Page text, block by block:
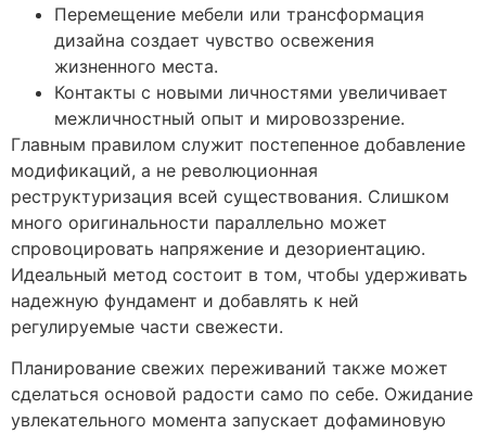
Перемещение мебели или трансформация
дизайна создает чувство освежения
жизненного места.
Контакты с новыми личностями увеличивает
межличностный опыт и мировоззрение.
Главным правилом служит постепенное добавление
модификаций, а не революционная
реструктуризация всей существования. Слишком
много оригинальности параллельно может
спровоцировать напряжение и дезориентацию.
Идеальный метод состоит в том, чтобы удерживать
надежную фундамент и добавлять к ней
регулируемые части свежести.
Планирование свежих переживаний также может
сделаться основой радости само по себе. Ожидание
увлекательного момента запускает дофаминовую